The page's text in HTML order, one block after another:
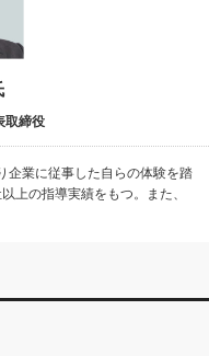
締役
企業に従事した自らの体験を踏
上の指導実績をもつ。また、